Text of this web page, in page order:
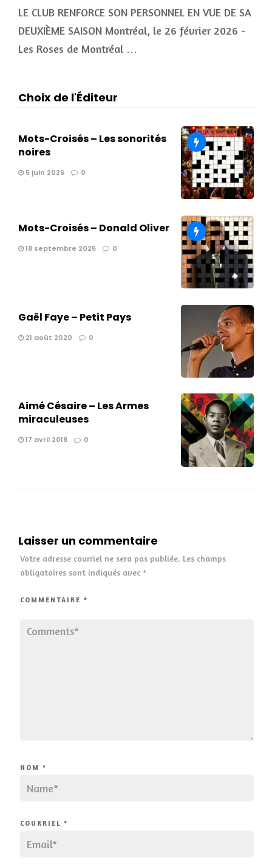
LE CLUB RENFORCE SON PERSONNEL EN VUE DE SA
DEUXIÈME SAISON Montréal, le 26 février 2026 -
Les Roses de Montréal …
Choix de l'Éditeur
Mots-Croisés – Les sonorités
noires
5 juin 2026 0
Mots-Croisés – Donald Oliver
18 septembre 2025 0
Gaël Faye – Petit Pays
21 août 2020 0
Aimé Césaire – Les Armes
miraculeuses
17 avril 2018 0
Laisser un commentaire
Votre adresse courriel ne sera pas publiée. Les champs
obligatoires sont indiqués avec *
COMMENTAIRE *
NOM *
COURRIEL *